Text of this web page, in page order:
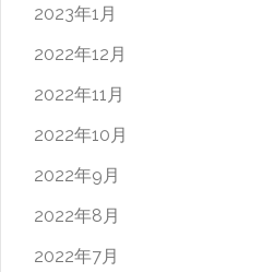
2023年1月
2022年12月
2022年11月
2022年10月
2022年9月
2022年8月
2022年7月